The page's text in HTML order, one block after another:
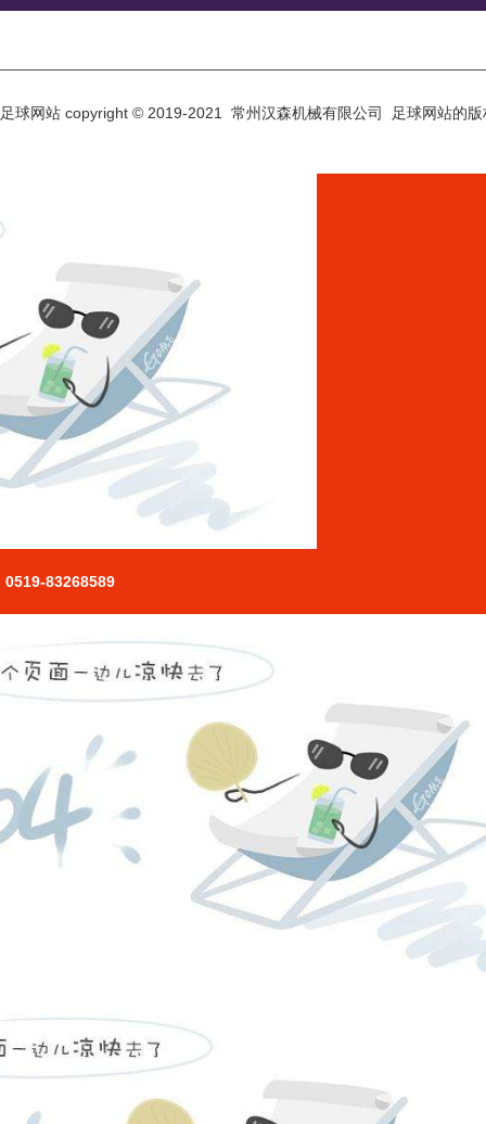
足球网站 copyright © 2019-2021 常州汉森机械有限公司 足球网站的
0519-83268589